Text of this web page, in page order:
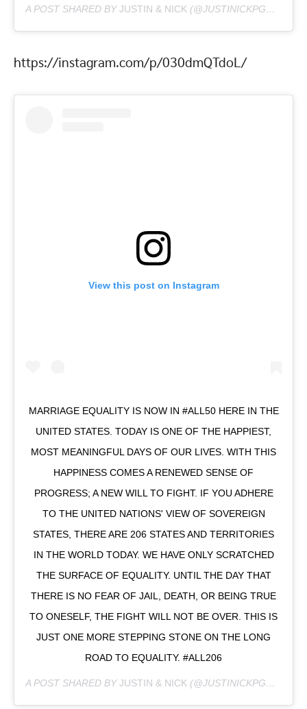
A POST SHARED BYJUSTIN & NICK (@JUSTINICKPGH) ON
https://instagram.com/p/030dmQTdoL/
View this post on Instagram
MARRIAGE EQUALITY IS NOW IN #ALL50 HERE IN THE
UNITED STATES. TODAY IS ONE OF THE HAPPIEST,
MOST MEANINGFUL DAYS OF OUR LIVES. WITH THIS
HAPPINESS COMES A RENEWED SENSE OF
PROGRESS; A NEW WILL TO FIGHT. IF YOU ADHERE
TO THE UNITED NATIONS' VIEW OF SOVEREIGN
STATES, THERE ARE 206 STATES AND TERRITORIES
IN THE WORLD TODAY. WE HAVE ONLY SCRATCHED
THE SURFACE OF EQUALITY. UNTIL THE DAY THAT
THERE IS NO FEAR OF JAIL, DEATH, OR BEING TRUE
TO ONESELF, THE FIGHT WILL NOT BE OVER. THIS IS
JUST ONE MORE STEPPING STONE ON THE LONG
ROAD TO EQUALITY. #ALL206
A POST SHARED BYJUSTIN & NICK (@JUSTINICKPGH) ON